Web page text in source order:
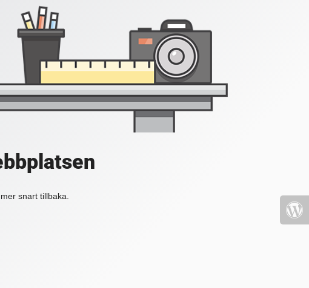
snart tillbaka.